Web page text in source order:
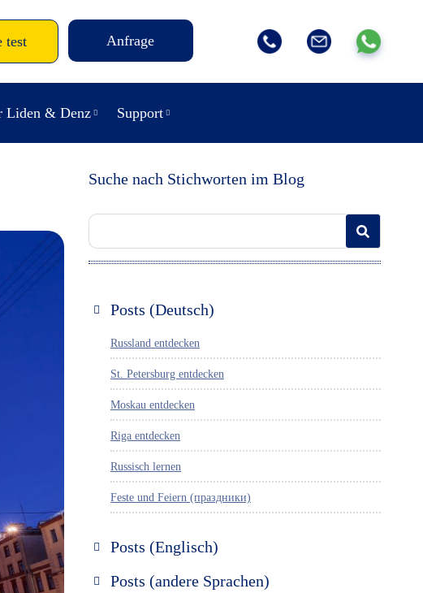
test Anfrage
Liden & Denz Support
Suche nach Stichworten im Blog
Posts (Deutsch)
Russland entdecken
St. Petersburg entdecken
Moskau entdecken
Riga entdecken
Russisch lernen
Feste und Feiern (праздники)
Posts (Englisch)
Posts (andere Sprachen)